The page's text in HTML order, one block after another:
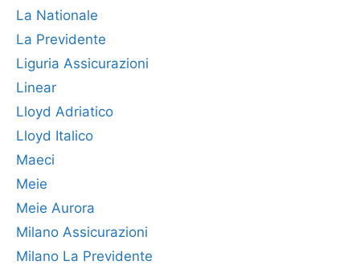
La Nationale
La Previdente
Liguria Assicurazioni
Linear
Lloyd Adriatico
Lloyd Italico
Maeci
Meie
Meie Aurora
Milano Assicurazioni
Milano La Previdente